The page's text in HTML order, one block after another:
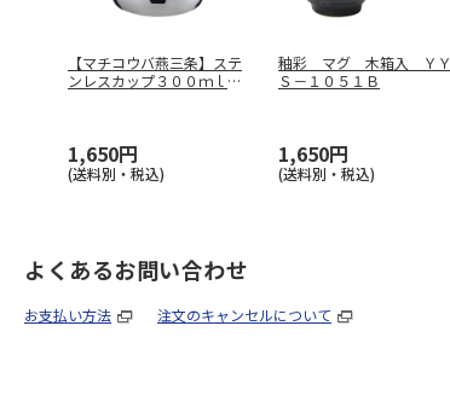
【マチコウバ燕三条】ステ
ンレスカップ３００ｍｌ
1,650円
(送料別・税込)
釉彩 マグ 木箱入 ＹＹ
Ｓ－１０５１Ｂ
1,650円
(送料別・税込)
よくあるお問い合わせ
お支払い方法 注文のキャンセルについて